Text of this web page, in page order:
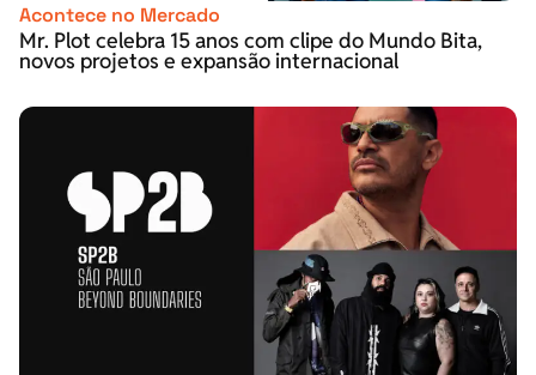
Acontece no Mercado
Mr. Plot celebra 15 anos com clipe do Mundo Bita,
novos projetos e expansão internacional